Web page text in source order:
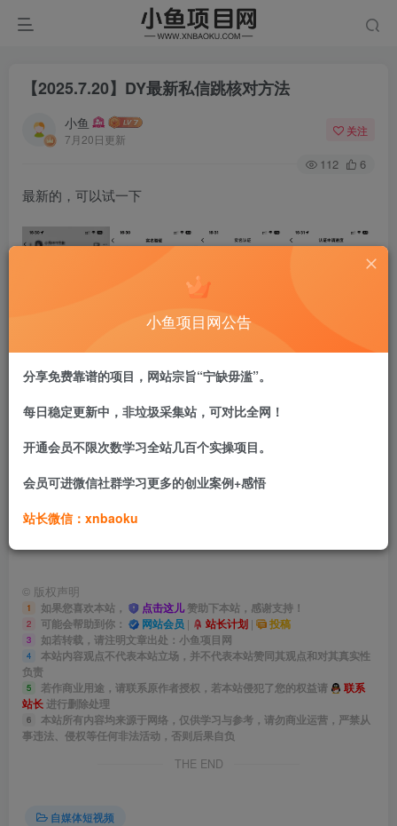
【2025.7.20】DY最新私信跳核对方法
小鱼
7月20日更新
关注
112 6
最新的，可以试一下
弹出来去验证，然后人脸随便一个人就是不按照动作去做，
让他提示人脸识别失败，然后点下面的人工审核，然后提交
这个这个人的手持身份证+身份证正面即可，然后过几个小
© 版权声明
1 如果您喜欢本站， 点击这儿赞助下本站，感谢支持！
2 可能会帮助到你： 网站会员 | 站长计划 | 投稿
3 如若转载，请注明文章出处：小鱼项目网
4
本站内容观点不代表本站立场，并不代表本站赞同其观点和对其真实性
负责
5 若作商业用途，请联系原作者授权，若本站侵犯了您的权益请
联系
站长进行删除处理
6
本站所有内容均来源于网络，仅供学习与参考，请勿商业运营，严禁从
事违法、侵权等任何非法活动，否则后果自负
THE END
自媒体短视频
小鱼项目网公告
分享免费靠谱的项目，网站宗旨“宁缺毋滥”。
每日稳定更新中，非垃圾采集站，可对比全网！
开通会员不限次数学习全站几百个实操项目。
会员可进微信社群学习更多的创业案例+感悟
站长微信：xnbaoku